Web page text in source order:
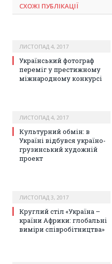
СХОЖІ ПУБЛІКАЦІЇ
ЛИСТОПАД 4, 2017
Український фотограф
переміг у престижному
міжнародному конкурсі
ЛИСТОПАД 4, 2017
Культурний обмін: в
Україні відбувся україно-
грузинський художній
проект
ЛИСТОПАД 3, 2017
Круглий стіл «Україна –
країни Африки: глобальні
виміри співробітництва»